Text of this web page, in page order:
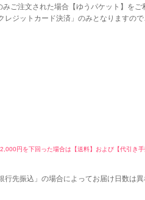
ご注文された場合【ゆうパケット】をご
ジットカード決済」のみとなりますので
円を下回った場合は【送料】および【代引き手
行先振込」の場合によってお届け日数は